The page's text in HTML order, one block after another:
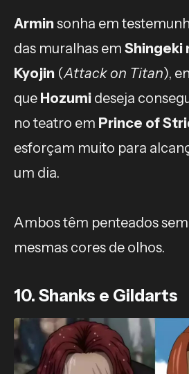
Arminsonha em
das muralhas em Shingeki
Kyojin (Attack on Titan),
que Hozumi deseja
no teatro em Prince of
esforçam muito para
um dia.
Ambos têm penteados
mesmas cores de olhos.
10. Shanks e Gildarts